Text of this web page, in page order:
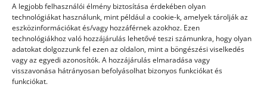
A legjobb felhasználói élmény biztosítása érdekében olyan
technológiákat használunk, mint például a cookie-k, amelyek tárolják az
eszközinformációkat és/vagy hozzáférnek azokhoz. Ezen
technológiákhoz való hozzájárulás lehetővé teszi számunkra, hogy olyan
adatokat dolgozzunk fel ezen az oldalon, mint a böngészési viselkedés
vagy az egyedi azonosítók. A hozzájárulás elmaradása vagy
visszavonása hátrányosan befolyásolhat bizonyos funkciókat és
funkciókat.
Poiwiki
Öntözőrendszer
Jazz Steps
Unicorn Multipro